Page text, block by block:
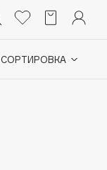
СОРТИРОВКА